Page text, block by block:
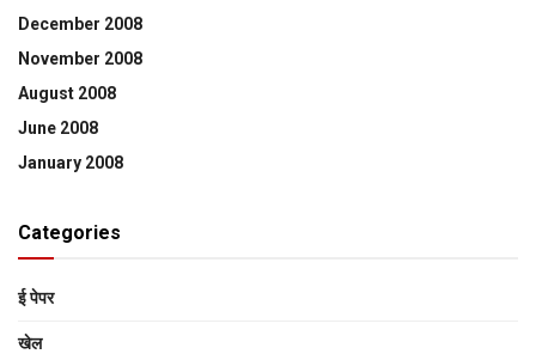
December 2008
November 2008
August 2008
June 2008
January 2008
Categories
ई पेपर
खेल